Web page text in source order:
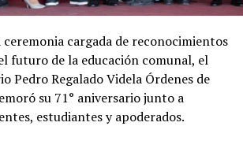
cargada de reconocimientos
futuro de la educación comunal, el
Pedro Regalado Videla Órdenes de
su 71° aniversario junto a
estudiantes y apoderados.